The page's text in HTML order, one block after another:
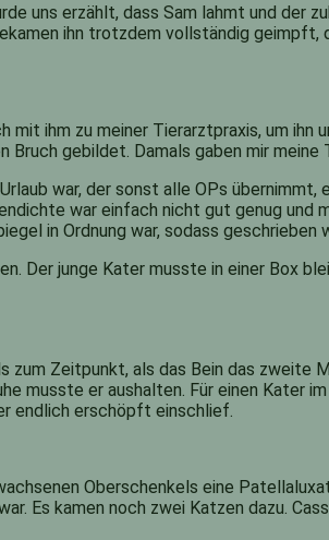
uns erzählt, dass Sam lahmt und
ihn trotzdem vollständig geimpft,
ihm zu meiner Tierarztpraxis, um
gebildet. Damals gaben mir meine
war, der sonst alle OPs
war einfach nicht gut genug und
in Ordnung war, sodass
Der junge Kater musste in einer Box
zum Zeitpunkt, als das Bein das zweite
musste er aushalten. Für einen Kater
endlich erschöpft einschlief.
Oberschenkels eine
Es kamen noch zwei Katzen dazu.